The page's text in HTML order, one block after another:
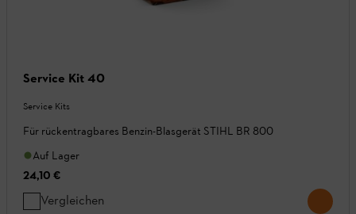
Service Kit 40
Service Kits
Für rückentragbares Benzin-Blasgerät STIHL BR 800
Auf Lager
24,10 €
Vergleichen